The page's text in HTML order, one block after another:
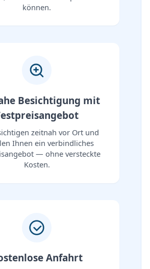
können.
Besichtigung mit
zeitnah vor Ort und
Ihnen ein verbindliches
— ohne versteckte
Kosten.
Anfahrt